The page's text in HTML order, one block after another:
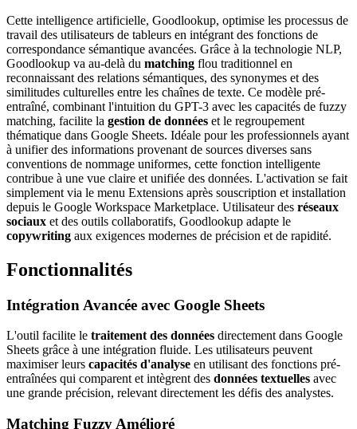
Cette intelligence artificielle, Goodlookup, optimise les processus de
travail des utilisateurs de tableurs en intégrant des fonctions de
correspondance sémantique avancées. Grâce à la technologie NLP,
Goodlookup va au-delà du matching flou traditionnel en
reconnaissant des relations sémantiques, des synonymes et des
similitudes culturelles entre les chaînes de texte. Ce modèle pré-
entraîné, combinant l'intuition du GPT-3 avec les capacités de fuzzy
matching, facilite la gestion de données et le regroupement
thématique dans Google Sheets. Idéale pour les professionnels ayant
à unifier des informations provenant de sources diverses sans
conventions de nommage uniformes, cette fonction intelligente
contribue à une vue claire et unifiée des données. L'activation se fait
simplement via le menu Extensions après souscription et installation
depuis le Google Workspace Marketplace. Utilisateur des réseaux
sociaux et des outils collaboratifs, Goodlookup adapte le
copywriting aux exigences modernes de précision et de rapidité.
Fonctionnalités
Intégration Avancée avec Google Sheets
L'outil facilite le traitement des données directement dans Google
Sheets grâce à une intégration fluide. Les utilisateurs peuvent
maximiser leurs capacités d'analyse en utilisant des fonctions pré-
entraînées qui comparent et intègrent des données textuelles avec
une grande précision, relevant directement les défis des analystes.
Matching Fuzzy Amélioré